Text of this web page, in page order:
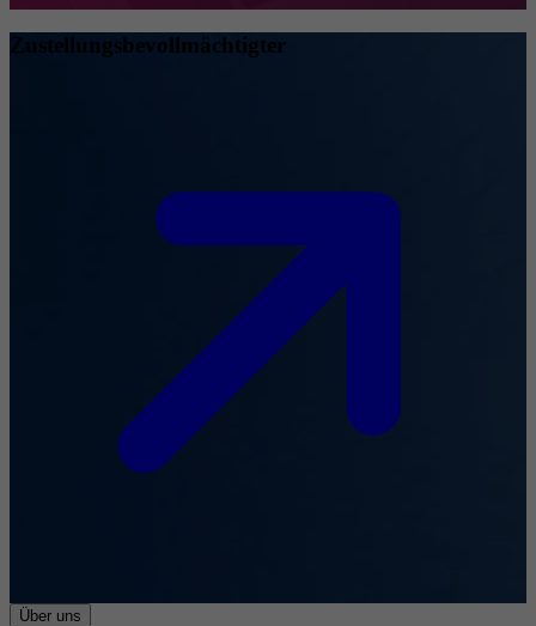
Zustellungsbevollmächtigter
Über uns